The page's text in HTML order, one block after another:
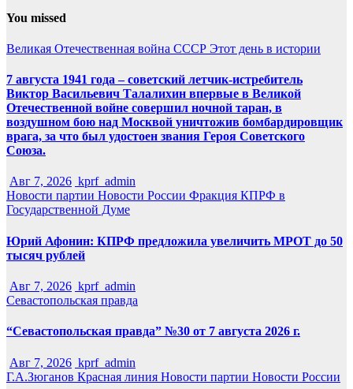
You missed
Великая Отечественная война СССР Этот день в истории
7 августа 1941 года – советский летчик-истребитель
Виктор Васильевич Талалихин впервые в Великой
Отечественной войне совершил ночной таран, в
воздушном бою над Москвой уничтожив бомбардировщик
врага, за что был удостоен звания Героя Советского
Союза.
Авг 7, 2026 kprf_admin
Новости партии Новости России Фракция КПРФ в
Государственной Думе
Юрий Афонин: КПРФ предложила увеличить МРОТ до 50
тысяч рублей
Авг 7, 2026 kprf_admin
Севастопольская правда
“Севастопольская правда” №30 от 7 августа 2026 г.
Авг 7, 2026 kprf_admin
Г.А.Зюганов Красная линия Новости партии Новости России